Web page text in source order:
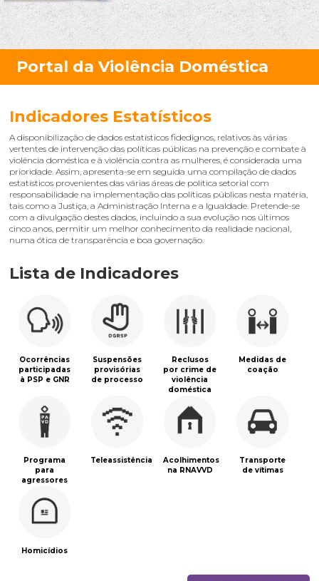
Indicadores Estatísticos
A disponibilização de dados estatísticos fidedignos, relativos às várias
vertentes de intervenção das políticas públicas na prevenção e combate à
violência doméstica e à violência contra as mulheres, é considerada uma
prioridade. Assim, apresenta-se em seguida uma compilação de dados
estatísticos provenientes das várias áreas de política setorial com
responsabilidade na implementação das políticas públicas nesta matéria,
tais como a Justiça, a Administração Interna e a Igualdade. Pretende-se
com a divulgação destes dados, incluindo a sua evolução nos últimos
cinco anos, permitir um melhor conhecimento da realidade nacional,
numa ótica de transparência e boa governação.
Lista de Indicadores
Ocorrências
participadas
à PSP e GNR
Suspensões
provisórias
de processo
Reclusos
por crime de
violência
doméstica
Medidas de
coação
Programa
para
agressores
Teleassistência
Acolhimentos
na RNAVVD
Transporte
de vítimas
Homicídios